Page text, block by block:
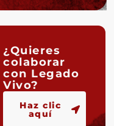
¿Quieres
colaborar
con Legado
Vivo?
Haz clic
aquí